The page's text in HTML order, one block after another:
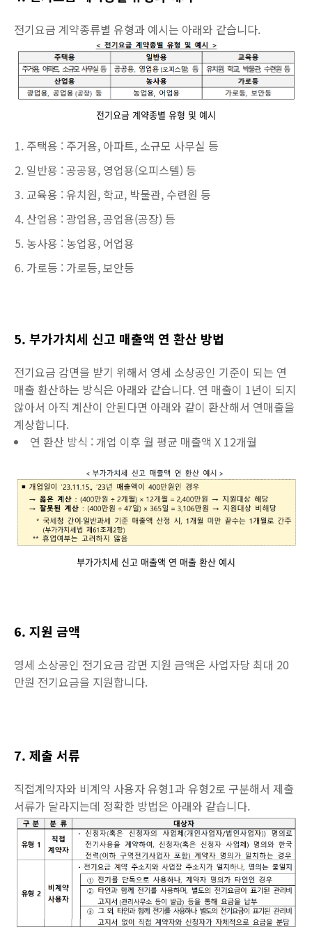
전기요금 계약종류별 유형과 예시는 아래와 같습니다.
전기요금 계약종별 유형 및 예시
주택용 : 주거용, 아파트, 소규모 사무실 등
일반용 : 공공용, 영업용(오피스텔) 등
교육용 : 유치원, 학교, 박물관, 수련원 등
산업용 : 광업용, 공업용(공장) 등
농사용 : 농업용, 어업용
가로등 : 가로등, 보안등
5. 부가가치세 신고 매출액 연 환산 방법
전기요금 감면을 받기 위해서 영세 소상공인 기준이 되는 연
매출 환산하는 방식은 아래와 같습니다. 연 매출이 1년이 되지
않아서 아직 계산이 안된다면 아래와 같이 환산해서 연매출을
계상합니다.
연 환산 방식 : 개업 이후 월 평균 매출액 X 12개월
부가가치세 신고 매출액 연 매출 환산 예시
6. 지원 금액
영세 소상공인 전기요금 감면 지원 금액은 사업자당 최대 20
만원 전기요금을 지원합니다.
7. 제출 서류
직접계약자와 비계약 사용자 유형1과 유형2로 구분해서 제출
서류가 달라지는데 정확한 방법은 아래와 같습니다.